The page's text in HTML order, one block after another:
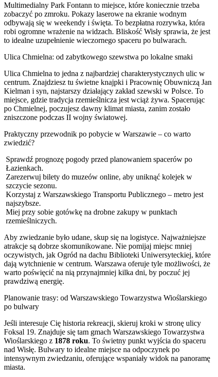
Multimedialny Park Fontann to miejsce, które koniecznie trzeba
zobaczyć po zmroku. Pokazy laserowe na ekranie wodnym
odbywają się w weekendy i święta. To bezpłatna rozrywka, która
robi ogromne wrażenie na widzach. Bliskość Wisły sprawia, że jest
to idealne uzupełnienie wieczornego spaceru po bulwarach.
Ulica Chmielna: od zabytkowego szewstwa po lokalne smaki
Ulica Chmielna to jedna z najbardziej charakterystycznych ulic w
centrum. Znajdziesz tu świetne knajpki i Pracownię Obuwniczą Jan
Kielman i syn, najstarszy działający zakład szewski w Polsce. To
miejsce, gdzie tradycja rzemieślnicza jest wciąż żywa. Spacerując
po Chmielnej, poczujesz dawny klimat miasta, zanim zostało
zniszczone podczas II wojny światowej.
Praktyczny przewodnik po pobycie w Warszawie – co warto
zwiedzić?
Sprawdź prognozę pogody przed planowaniem spacerów po
Łazienkach.
Zarezerwuj bilety do muzeów online, aby uniknąć kolejek w
szczycie sezonu.
Korzystaj z Warszawskiego Transportu Publicznego – metro jest
najszybsze.
Miej przy sobie gotówkę na drobne zakupy w punktach
rzemieślniczych.
Aby zwiedzanie było udane, skup się na logistyce. Najważniejsze
atrakcje są dobrze skomunikowane. Nie pomijaj miejsc mniej
oczywistych, jak Ogród na dachu Biblioteki Uniwersyteckiej, które
dają wytchnienie w centrum. Warszawa oferuje tyle możliwości, że
warto poświęcić na nią przynajmniej kilka dni, by poczuć jej
prawdziwą energię.
Planowanie trasy: od Warszawskiego Towarzystwa Wioślarskiego
po bulwary
Jeśli interesuje Cię historia rekreacji, skieruj kroki w stronę ulicy
Foksal 19. Znajduje się tam gmach Warszawskiego Towarzystwa
Wioślarskiego z 1878 roku. To świetny punkt wyjścia do spaceru
nad Wisłę. Bulwary to idealne miejsce na odpoczynek po
intensywnym zwiedzaniu, oferujące wspaniały widok na panoramę
miasta.